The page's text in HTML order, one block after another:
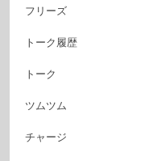
フリーズ
トーク履歴
トーク
ツムツム
チャージ